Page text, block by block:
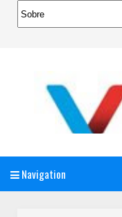
Navigation